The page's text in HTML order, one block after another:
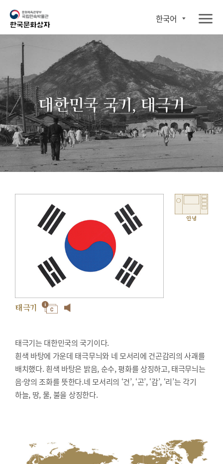
한국어
대한민국 국기, 태극기
태극기
안녕
태극기는 대한민국의 국기이다.
흰색 바탕에 가운데 태극무늬와 네 모서리에 건곤감리의 사괘를
배치했다. 흰색 바탕은 밝음, 순수, 평화를 상징하고, 태극무늬는
음·양의 조화를 뜻한다.네 모서리의 ‘건’, ‘곤’, ‘감’, ‘리’는 각기
하늘, 땅, 물, 불을 상징한다.